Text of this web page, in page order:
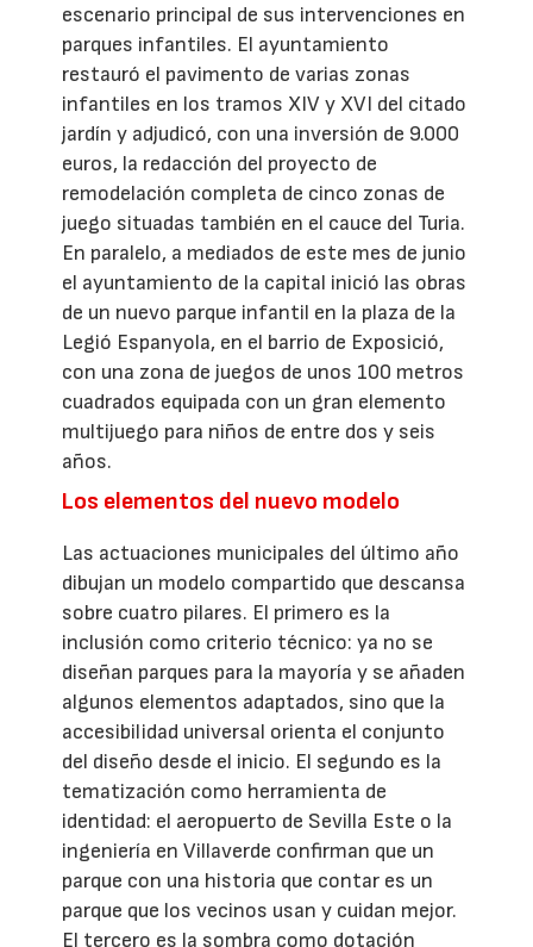
escenario principal de sus intervenciones en
parques infantiles. El ayuntamiento
restauró el pavimento de varias zonas
infantiles en los tramos XIV y XVI del citado
jardín y adjudicó, con una inversión de 9.000
euros, la redacción del proyecto de
remodelación completa de cinco zonas de
juego situadas también en el cauce del Turia.
En paralelo, a mediados de este mes de junio
el ayuntamiento de la capital inició las obras
de un nuevo parque infantil en la plaza de la
Legió Espanyola, en el barrio de Exposició,
con una zona de juegos de unos 100 metros
cuadrados equipada con un gran elemento
multijuego para niños de entre dos y seis
años.
Los elementos del nuevo modelo
Las actuaciones municipales del último año
dibujan un modelo compartido que descansa
sobre cuatro pilares. El primero es la
inclusión como criterio técnico: ya no se
diseñan parques para la mayoría y se añaden
algunos elementos adaptados, sino que la
accesibilidad universal orienta el conjunto
del diseño desde el inicio. El segundo es la
tematización como herramienta de
identidad: el aeropuerto de Sevilla Este o la
ingeniería en Villaverde confirman que un
parque con una historia que contar es un
parque que los vecinos usan y cuidan mejor.
El tercero es la sombra como dotación